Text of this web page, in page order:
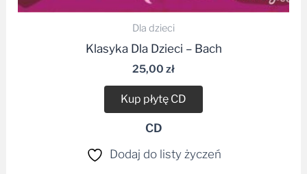
Dla dzieci
Klasyka Dla Dzieci – Bach
25,00 zł
Kup płytę CD
CD
Dodaj do listy życzeń